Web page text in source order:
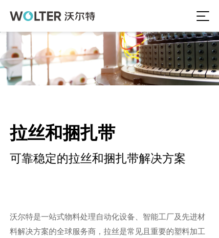
拉丝和捆扎带
可靠稳定的拉丝和捆扎带解决方案
沃尔特是一站式物料处理自动化设备、智能工厂及先进材
料解决方案的全球服务商，拉丝是常见且重要的塑料加工